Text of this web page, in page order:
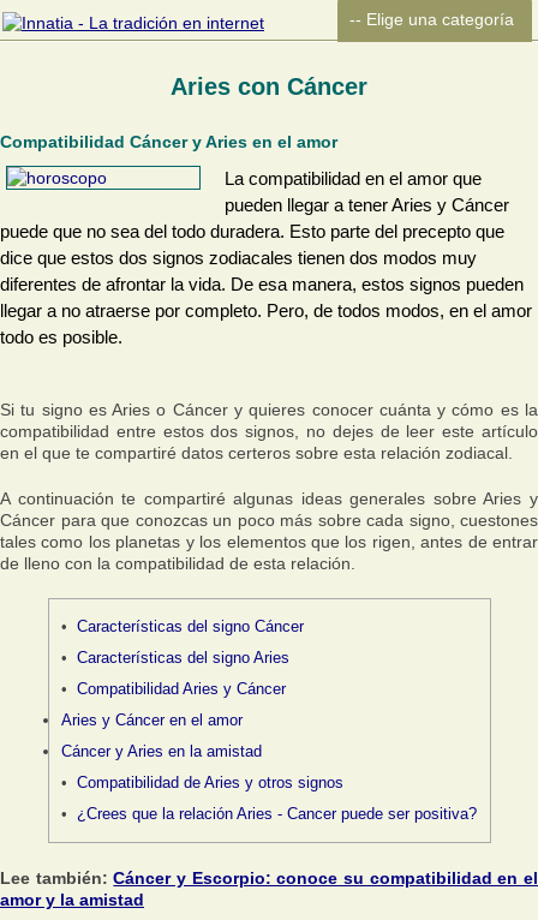
Aries con Cáncer
Compatibilidad Cáncer y Aries en el amor
La compatibilidad en el amor que
pueden llegar a tener Aries y Cáncer
puede que no sea del todo duradera. Esto parte del precepto que
dice que estos dos signos zodiacales tienen dos modos muy
diferentes de afrontar la vida. De esa manera, estos signos pueden
llegar a no atraerse por completo. Pero, de todos modos, en el amor
todo es posible.
Si tu signo es Aries o Cáncer y quieres conocer cuánta y cómo es la
compatibilidad entre estos dos signos, no dejes de leer este artículo
en el que te compartiré datos certeros sobre esta relación zodiacal.
A continuación te compartiré algunas ideas generales sobre Aries y
Cáncer para que conozcas un poco más sobre cada signo, cuestones
tales como los planetas y los elementos que los rigen, antes de entrar
de lleno con la compatibilidad de esta relación.
Características del signo Cáncer
Características del signo Aries
Compatibilidad Aries y Cáncer
Aries y Cáncer en el amor
Cáncer y Aries en la amistad
Compatibilidad de Aries y otros signos
¿Crees que la relación Aries - Cancer puede ser positiva?
Lee también:Cáncer y Escorpio: conoce su compatibilidad en el
amor y la amistad